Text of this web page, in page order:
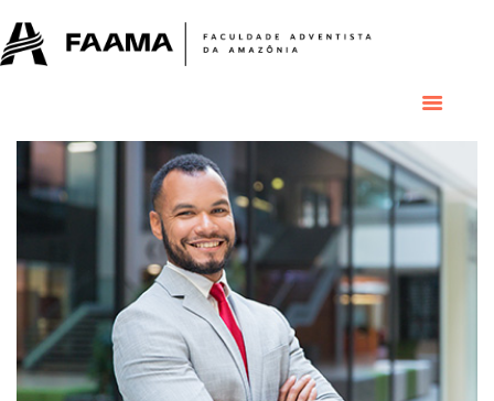
COLÉGIO
GRADUAÇÃO
PÓS GRADUAÇÃO
BIBLIOTECA
PESQUISA E
EXTENSÃO
ÁREA DO ALUNO
INSTITUCIONAL